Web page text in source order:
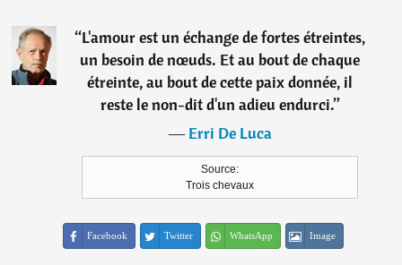
“L'amour est un échange de fortes étreintes,
un besoin de nœuds. Et au bout de chaque
étreinte, au bout de cette paix donnée, il
reste le non-dit d'un adieu endurci.”
―Erri De Luca
Source:
Trois chevaux
Facebook Twitter WhatsApp Image